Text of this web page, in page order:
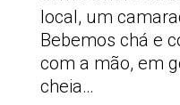
local, um
Bebemos chá e
com a mão, em
cheia…